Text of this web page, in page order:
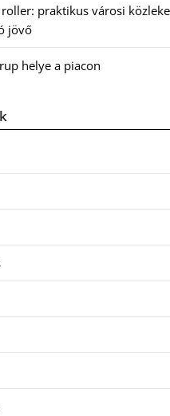
praktikus városi
jövő
helye a piacon